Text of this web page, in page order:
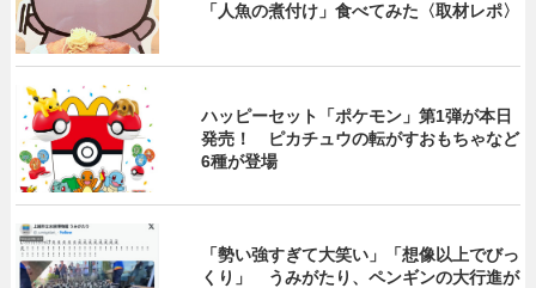
「人魚の煮付け」食べてみた〈取材レポ〉
ハッピーセット「ポケモン」第1弾が本日
発売！ ピカチュウの転がすおもちゃなど
6種が登場
「勢い強すぎて大笑い」「想像以上でびっ
くり」 うみがたり、ペンギンの大行進が